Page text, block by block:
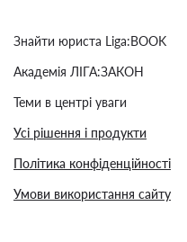
Знайти юриста Liga:BOOK
Академія ЛІГА:ЗАКОН
Теми в центрі уваги
Усі рішення і продукти
Політика конфіденційності
Умови використання сайту